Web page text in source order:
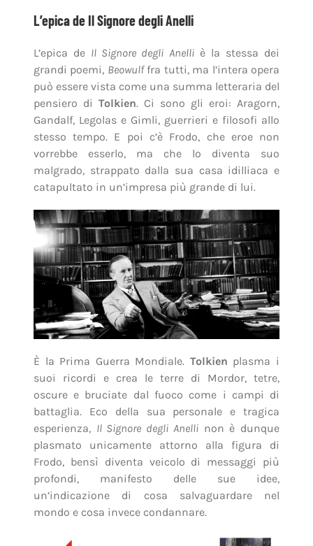
L’epica de Il Signore degli Anelli
L’epica de Il Signore degli Anelliè la stessa dei
grandi poemi, Beowulffra tutti, ma l’intera opera
può essere vista come una summa letteraria del
pensiero di Tolkien. Ci sono gli eroi: Aragorn,
Gandalf, Legolas e Gimli, guerrieri e filosofi allo
stesso tempo. E poi c’è Frodo, che eroe non
vorrebbe esserlo, ma che lo diventa suo
malgrado, strappato dalla sua casa idilliaca e
catapultato in un’impresa più grande di lui.
È la Prima Guerra Mondiale. Tolkien plasma i
suoi ricordi e crea le terre di Mordor, tetre,
oscure e bruciate dal fuoco come i campi di
battaglia. Eco della sua personale e tragica
esperienza, Il Signore degli Anellinon è dunque
plasmato unicamente attorno alla figura di
Frodo, bensì diventa veicolo di messaggi più
profondi, manifesto delle sue idee,
un’indicazione di cosa salvaguardare nel
mondo e cosa invece condannare.